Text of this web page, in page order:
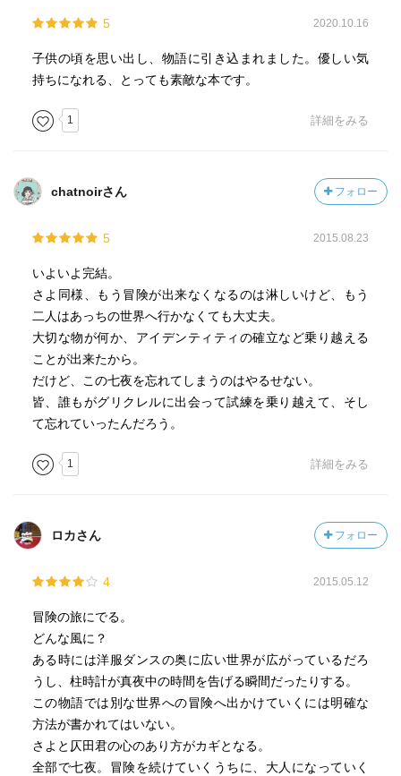
5 2020.10.16
子供の頃を思い出し、物語に引き込まれました。優しい気
持ちになれる、とっても素敵な本です。
1 詳細をみる
chatnoirさん フォロー
5 2015.08.23
いよいよ完結。
さよ同様、もう冒険が出来なくなるのは淋しいけど、もう
二人はあっちの世界へ行かなくても大丈夫。
大切な物が何か、アイデンティティの確立など乗り越える
ことが出来たから。
だけど、この七夜を忘れてしまうのはやるせない。
皆、誰もがグリクレルに出会って試練を乗り越えて、そし
て忘れていったんだろう。
1 詳細をみる
ロカさん フォロー
4 2015.05.12
冒険の旅にでる。
どんな風に？
ある時には洋服ダンスの奥に広い世界が広がっているだろ
うし、柱時計が真夜中の時間を告げる瞬間だったりする。
この物語では別な世界への冒険へ出かけていくには明確な
方法が書かれてはいない。
さよと仄田君の心のあり方がカギとなる。
全部で七夜。冒険を続けていくうちに、大人になっていく